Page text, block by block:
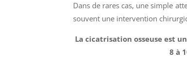
Dans de rares cas, une simple
souvent une intervention
La cicatrisation osseuse est
8 à